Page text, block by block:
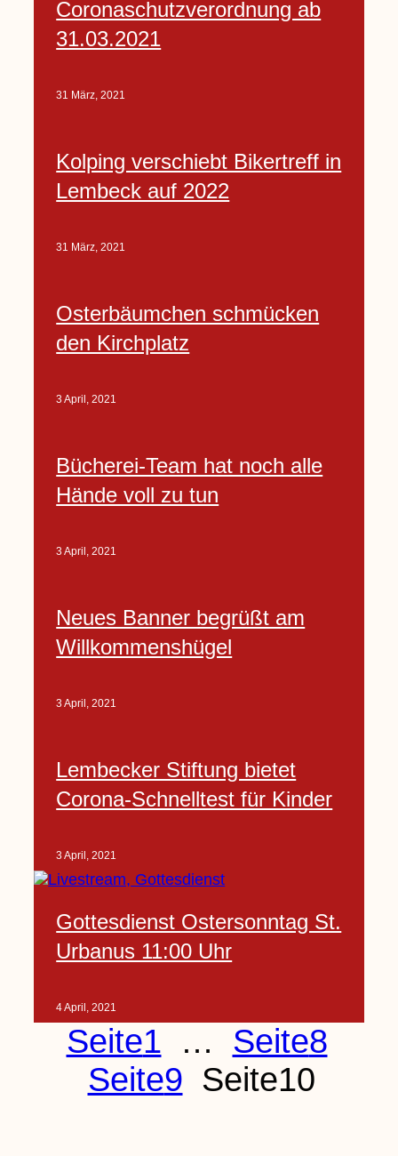
Coronaschutzverordnung ab
31.03.2021
31 März, 2021
Kolping verschiebt Bikertreff in
Lembeck auf 2022
31 März, 2021
Osterbäumchen schmücken
den Kirchplatz
3 April, 2021
Bücherei-Team hat noch alle
Hände voll zu tun
3 April, 2021
Neues Banner begrüßt am
Willkommenshügel
3 April, 2021
Lembecker Stiftung bietet
Corona-Schnelltest für Kinder
3 April, 2021
Gottesdienst Ostersonntag St.
Urbanus 11:00 Uhr
4 April, 2021
Seite1 … Seite8
Seite9 Seite10